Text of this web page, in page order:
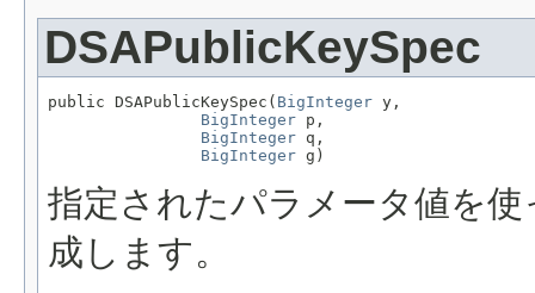
DSAPublicKeySpec
public DSAPublicKeySpec( BigInteger y,
BigInteger p,
BigInteger q,
BigInteger g)
指定されたパラメータ値を
成します。